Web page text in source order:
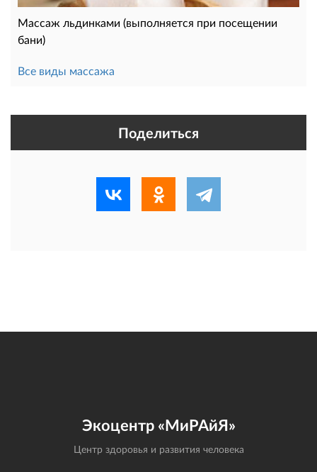
Массаж льдинками (выполняется при посещении
бани)
Все виды массажа
Поделиться
Экоцентр «МиРАйЯ»
Центр здоровья и развития человека